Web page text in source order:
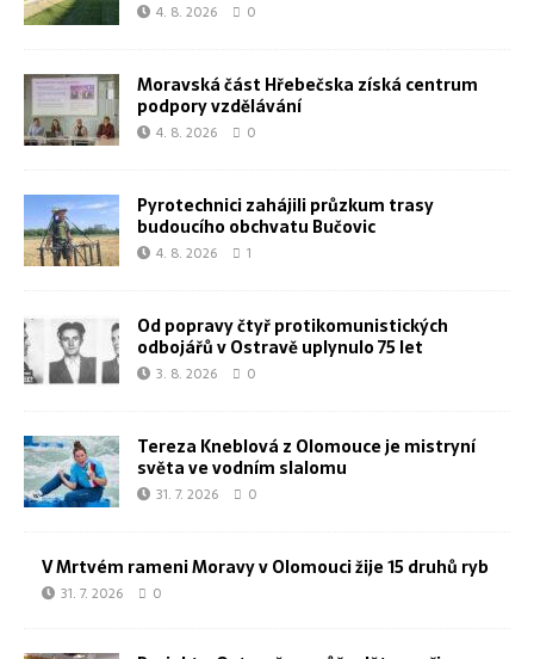
4. 8. 2026 0
Moravská část Hřebečska získá centrum
podpory vzdělávání
4. 8. 2026 0
Pyrotechnici zahájili průzkum trasy
budoucího obchvatu Bučovic
4. 8. 2026 1
Od popravy čtyř protikomunistických
odbojářů v Ostravě uplynulo 75 let
3. 8. 2026 0
Tereza Kneblová z Olomouce je mistryní
světa ve vodním slalomu
31. 7. 2026 0
V Mrtvém rameni Moravy v Olomouci žije 15 druhů ryb
31. 7. 2026 0